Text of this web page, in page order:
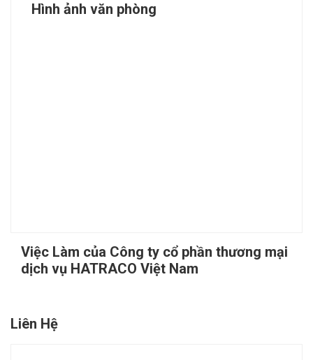
Hình ảnh văn phòng
Việc Làm của Công ty cổ phần thương mại
dịch vụ HATRACO Việt Nam
Liên Hệ